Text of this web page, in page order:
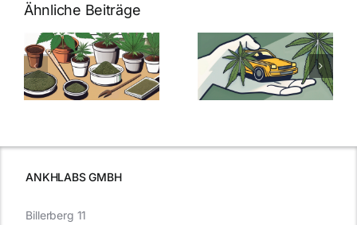
Ähnliche Beiträge
Neue THC-
Grenzwert-
Regelung:
Was Sie über
Cannabis und
müssen
Cannabis
Samen
kaufen: Alles
was Sie
ANKHLABS GMBH
Billerberg 11